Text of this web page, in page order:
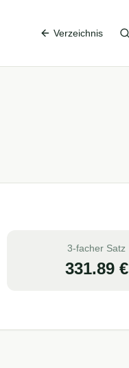
Verzeichnis
3-facher Satz
331.89€